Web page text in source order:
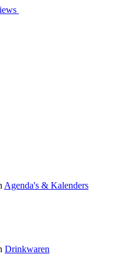
Agenda's & Kalenders
Drinkwaren